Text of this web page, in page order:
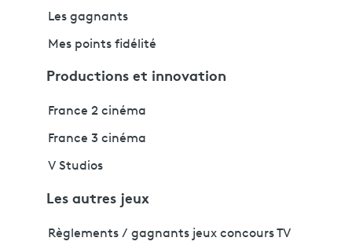
Les gagnants
Mes points fidélité
Productions et innovation
France 2 cinéma
France 3 cinéma
V Studios
Les autres jeux
Règlements / gagnants jeux concours TV